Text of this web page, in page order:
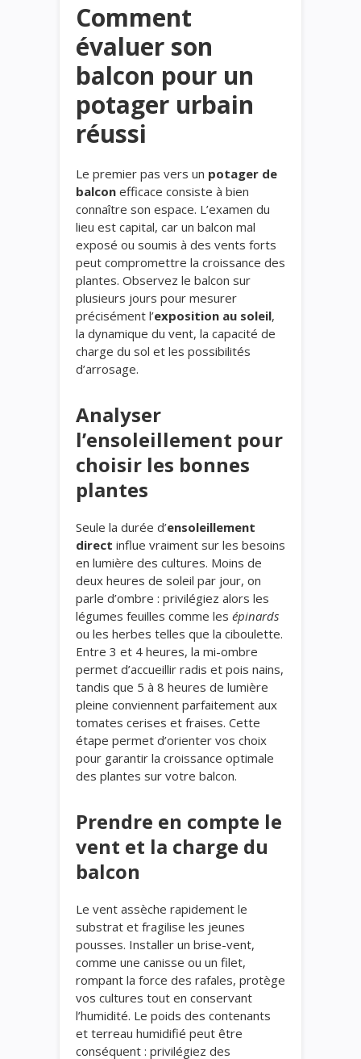
Comment
évaluer son
balcon pour un
potager urbain
réussi
Le premier pas vers un potager de
balcon efficace consiste à bien
connaître son espace. L’examen du
lieu est capital, car un balcon mal
exposé ou soumis à des vents forts
peut compromettre la croissance des
plantes. Observez le balcon sur
plusieurs jours pour mesurer
précisément l’exposition au soleil,
la dynamique du vent, la capacité de
charge du sol et les possibilités
d’arrosage.
Analyser
l’ensoleillement pour
choisir les bonnes
plantes
Seule la durée d’ensoleillement
direct influe vraiment sur les besoins
en lumière des cultures. Moins de
deux heures de soleil par jour, on
parle d’ombre : privilégiez alors les
légumes feuilles comme les épinards
ou les herbes telles que la ciboulette.
Entre 3 et 4 heures, la mi-ombre
permet d’accueillir radis et pois nains,
tandis que 5 à 8 heures de lumière
pleine conviennent parfaitement aux
tomates cerises et fraises. Cette
étape permet d’orienter vos choix
pour garantir la croissance optimale
des plantes sur votre balcon.
Prendre en compte le
vent et la charge du
balcon
Le vent assèche rapidement le
substrat et fragilise les jeunes
pousses. Installer un brise-vent,
comme une canisse ou un filet,
rompant la force des rafales, protège
vos cultures tout en conservant
l’humidité. Le poids des contenants
et terreau humidifié peut être
conséquent : privilégiez des